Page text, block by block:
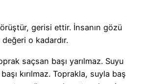
gerisi ettir. İnsanın gözü
o kadardır.
saçsan başı yarılmaz. Suyu
kırılmaz. Toprakla, suyla baş